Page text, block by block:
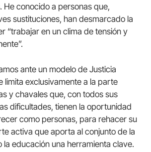
He conocido a personas que,
sustituciones, han desmarcado la
“trabajar en un clima de tensión y
ante un modelo de Justicia
limita exclusivamente a la parte
y chavales que, con todos sus
dificultades, tienen la oportunidad
como personas, para rehacer su
activa que aporta al conjunto de la
la educación una herramienta clave.